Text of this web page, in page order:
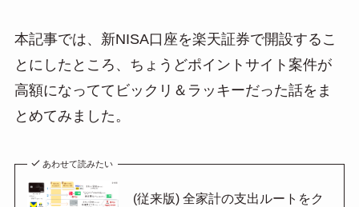
本記事では、新NISA口座を楽天証券で開設するこ
とにしたところ、ちょうどポイントサイト案件が
高額になっててビックリ＆ラッキーだった話をま
とめてみました。
あわせて読みたい
(従来版) 全家計の支出ルートをク